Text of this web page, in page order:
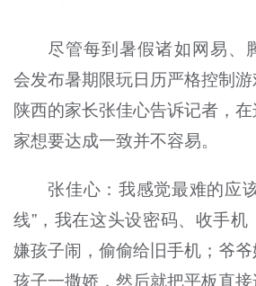
尽管每到暑假诸如网易、
会发布暑期限玩日历严格控制
陕西的家长张佳心告诉记者，
家想要达成一致并不容易。
张佳心：我感觉最难的应
线”，我在这头设密码、收手机
嫌孩子闹，偷偷给旧手机；爷爷
孩子一撒娇，然后就把平板直